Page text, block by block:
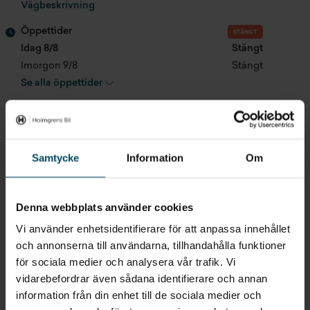
Samtycke Information Om
Denna webbplats använder cookies
Vi använder enhetsidentifierare för att anpassa innehållet
och annonserna till användarna, tillhandahålla funktioner
för sociala medier och analysera vår trafik. Vi
vidarebefordrar även sådana identifierare och annan
information från din enhet till de sociala medier och
TV-antenn
Ugn
Utvändigt gasoluttag
Vägbeskrivning
Öppettider STÄNGT
Idag 8/8
Stängt
Imorgon 9/8
Stängt
Se alla öppettider
Ge ditt omdöme